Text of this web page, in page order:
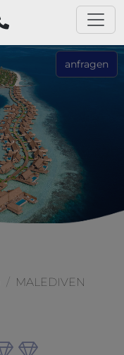
anfragen
MALEDIVEN